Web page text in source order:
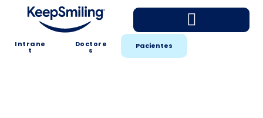
Intrane
t
Doctore
s Pacientes